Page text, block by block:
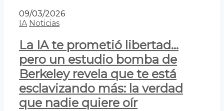
09/03/2026
IA Noticias
La IA te prometió libertad…
pero un estudio bomba de
Berkeley revela que te está
esclavizando más: la verdad
que nadie quiere oír